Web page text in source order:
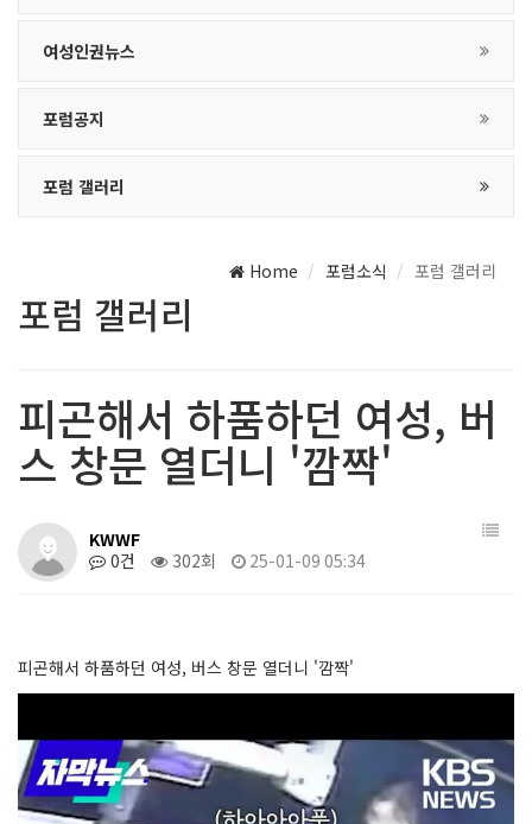
여성인권뉴스
포럼공지
포럼 갤러리
Home 포럼소식 포럼 갤러리
포럼 갤러리
피곤해서 하품하던 여성, 버
스 창문 열더니 '깜짝'
KWWF
0건
302회 25-01-09 05:34
피곤해서 하품하던 여성, 버스 창문 열더니 '깜짝'